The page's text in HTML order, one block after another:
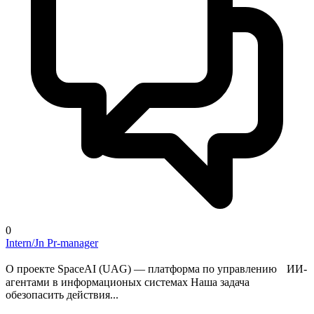
0
Intern/Jn Pr-manager
О проекте SpaceAI (UAG) — платформа по управлению ИИ-
агентами в информационых системах Наша задача
обезопасить действия...